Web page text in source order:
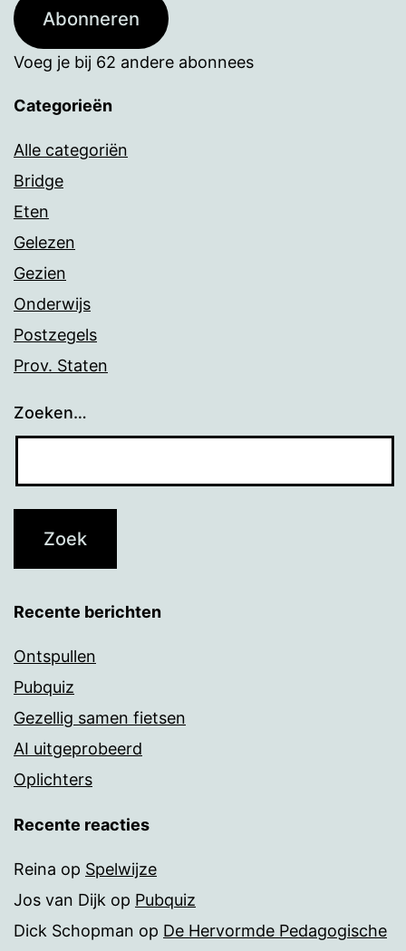
Abonneren
Voeg je bij 62 andere abonnees
Categorieën
Alle categoriën
Bridge
Eten
Gelezen
Gezien
Onderwijs
Postzegels
Prov. Staten
Zoeken…
Recente berichten
Ontspullen
Pubquiz
Gezellig samen fietsen
AI uitgeprobeerd
Oplichters
Recente reacties
Reina op Spelwijze
Jos van Dijk op Pubquiz
Dick Schopman op De Hervormde Pedagogische